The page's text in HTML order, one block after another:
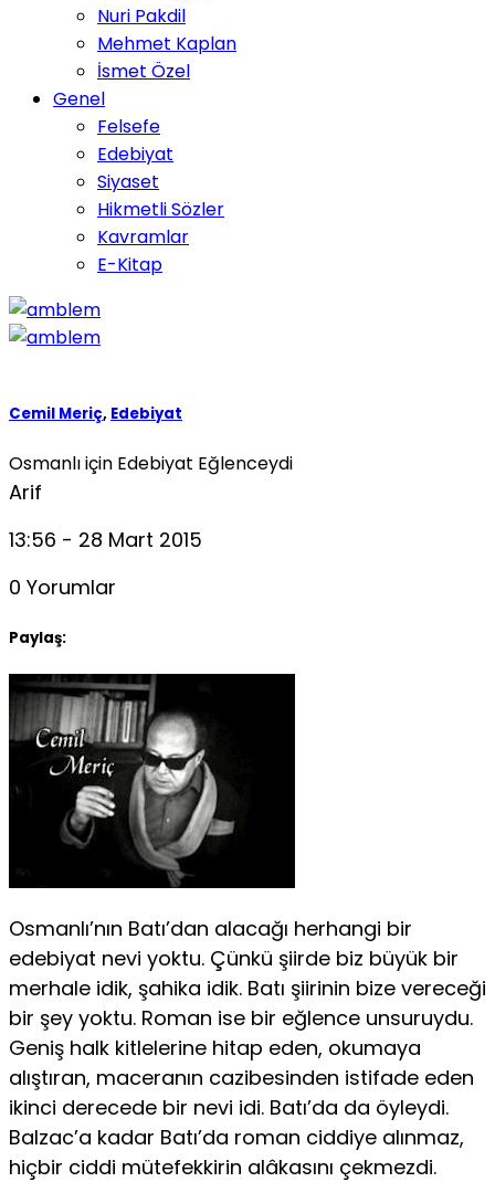
Nuri Pakdil
Mehmet Kaplan
İsmet Özel
Genel
Felsefe
Edebiyat
Siyaset
Hikmetli Sözler
Kavramlar
E-Kitap
Cemil Meriç, Edebiyat
Osmanlı için Edebiyat Eğlenceydi
Arif
13:56 - 28 Mart 2015
0 Yorumlar
Paylaş:
Osmanlı’nın Batı’dan alacağı herhangi bir
edebiyat nevi yoktu. Çünkü şiirde biz büyük bir
merhale idik, şahika idik. Batı şiirinin bize vereceği
bir şey yoktu. Roman ise bir eğlence unsuruydu.
Geniş halk kitlelerine hitap eden, okumaya
alıştıran, maceranın cazibesinden istifade eden
ikinci derecede bir nevi idi. Batı’da da öyleydi.
Balzac’a kadar Batı’da roman ciddiye alınmaz,
hiçbir ciddi mütefekkirin alâkasını çekmezdi.